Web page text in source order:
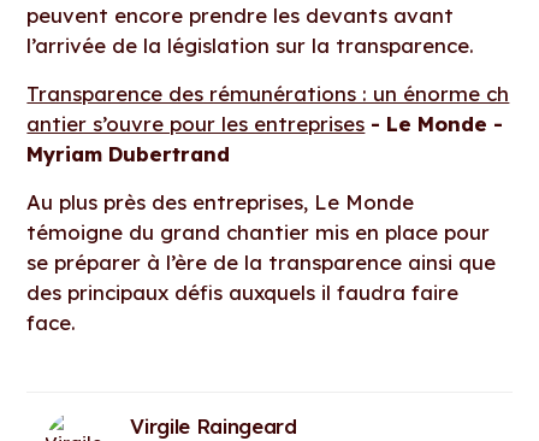
peuvent encore prendre les devants avant
l’arrivée de la législation sur la transparence.
Transparence des rémunérations : un énorme ch
antier s’ouvre pour les entreprises - Le Monde -
Myriam Dubertrand
Au plus près des entreprises, Le Monde
témoigne du grand chantier mis en place pour
se préparer à l’ère de la transparence ainsi que
des principaux défis auxquels il faudra faire
face.
Virgile Raingeard